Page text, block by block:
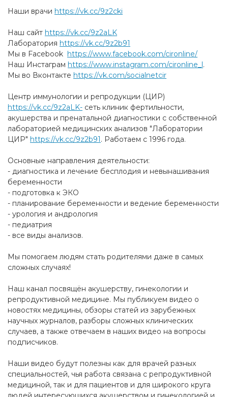
Наши врачи https://vk.cc/9z2cki
Наш сайт https://vk.cc/9z2aLK
Лаборатория https://vk.cc/9z2b91
Мы в Facebook https://www.facebook.com/cironline/
Наш Инстаграм https://www.instagram.com/cironline_l.​
Мы во Вконтакте https://vk.com/socialnetcir
Центр иммунологии и репродукции (ЦИР)
https://vk.cc/9z2aLK- ​ cеть клиник фертильности,
акушерства и пренатальной диагностики с собственной
лабораторией медицинских анализов "Лаборатории
ЦИР" https://vk.cc/9z2b91​. Работаем с 1996 года.
Основные направления деятельности:
- диагностика и лечение бесплодия и невынашивания
беременности
- подготовка к ЭКО
- планирование беременности и ведение беременности
- урология и андрология
- педиатрия
- все виды анализов.
Мы помогаем людям стать родителями даже в самых
сложных случаях!
Наш канал посвящён акушерству, гинекологии и
репродуктивной медицине. Мы публикуем видео о
новостях медицины, обзоры статей из зарубежных
научных журналов, разборы сложных клинических
случаев, а также отвечаем в наших видео на вопросы
подписчиков.
Наши видео будут полезны как для врачей разных
специальностей, чья работа связана с репродуктивной
медициной, так и для пациентов и для широкого круга